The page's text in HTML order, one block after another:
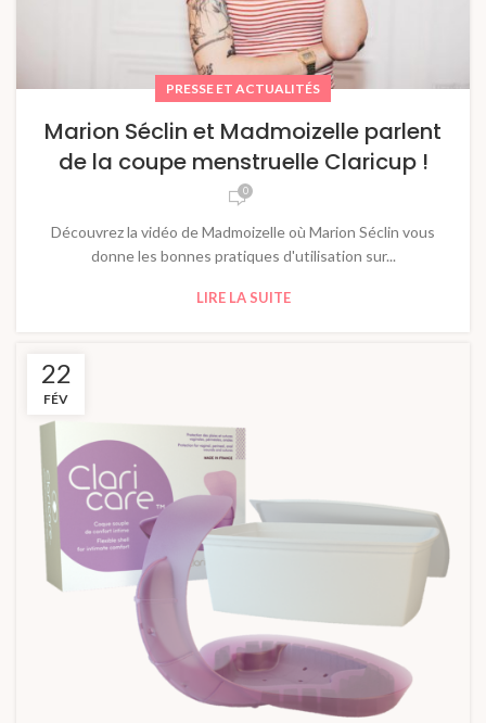
PRESSE ET ACTUALITÉS
Marion Séclin et Madmoizelle parlent
de la coupe menstruelle Claricup !
0
Découvrez la vidéo de Madmoizelle où Marion Séclin vous
donne les bonnes pratiques d'utilisation sur...
LIRE LA SUITE
22
FÉV